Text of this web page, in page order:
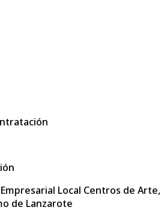
Local Centros de Arte,
de Lanzarote